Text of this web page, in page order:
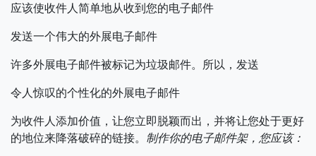
应该使收件人简单地从收到您的电子邮件
发送一个伟大的外展电子邮件
许多外展电子邮件被标记为垃圾邮件。所以，发送
令人惊叹的个性化的外展电子邮件
为收件人添加价值，让您立即脱颖而出，并将让您处于更好
的地位来降落破碎的链接。 制作你的电子邮件架，您应该：